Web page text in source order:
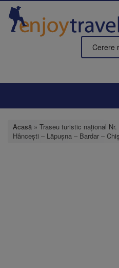
Mergi
conţinutul
principal
Cerere
Acasă » Traseu turistic naţional
Hâncești – Lăpușna – Bardar –